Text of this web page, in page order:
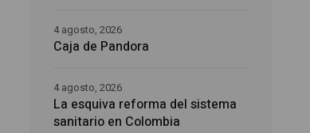
Caja de Pandora
4 agosto, 2026
La esquiva reforma del sistema
sanitario en Colombia
4 agosto, 2026